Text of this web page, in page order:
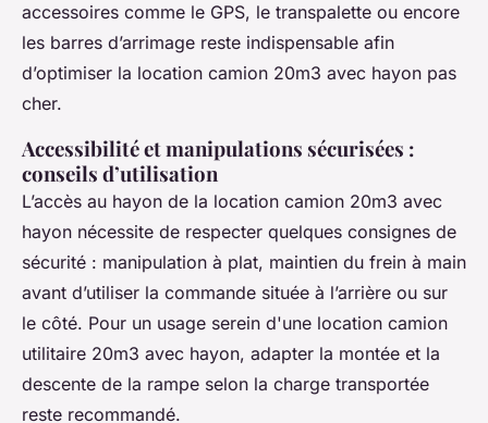
accessoires comme le GPS, le transpalette ou encore
les barres d’arrimage reste indispensable afin
d’optimiser la location camion 20m3 avec hayon pas
cher.
Accessibilité et manipulations sécurisées :
conseils d’utilisation
L’accès au hayon de la location camion 20m3 avec
hayon nécessite de respecter quelques consignes de
sécurité : manipulation à plat, maintien du frein à main
avant d’utiliser la commande située à l’arrière ou sur
le côté. Pour un usage serein d'une location camion
utilitaire 20m3 avec hayon, adapter la montée et la
descente de la rampe selon la charge transportée
reste recommandé.